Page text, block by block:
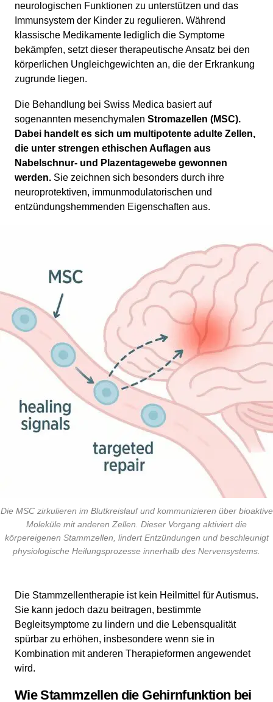
neurologischen Funktionen zu unterstützen und das
Immunsystem der Kinder zu regulieren. Während
klassische Medikamente lediglich die Symptome
bekämpfen, setzt dieser therapeutische Ansatz bei den
körperlichen Ungleichgewichten an, die der Erkrankung
zugrunde liegen.
Die Behandlung bei Swiss Medica basiert auf
sogenannten mesenchymalen Stromazellen (MSC).
Dabei handelt es sich um multipotente adulte Zellen,
die unter strengen ethischen Auflagen aus
Nabelschnur- und Plazentagewebe gewonnen
werden. Sie zeichnen sich besonders durch ihre
neuroprotektiven, immunmodulatorischen und
entzündungshemmenden Eigenschaften aus.
Die MSC zirkulieren im Blutkreislauf und kommunizieren über bioaktive
Moleküle mit anderen Zellen. Dieser Vorgang aktiviert die
körpereigenen Stammzellen, lindert Entzündungen und beschleunigt
physiologische Heilungsprozesse innerhalb des Nervensystems.
Die Stammzellentherapie ist kein Heilmittel für Autismus.
Sie kann jedoch dazu beitragen, bestimmte
Begleitsymptome zu lindern und die Lebensqualität
spürbar zu erhöhen, insbesondere wenn sie in
Kombination mit anderen Therapieformen angewendet
wird.
Wie Stammzellen die Gehirnfunktion bei